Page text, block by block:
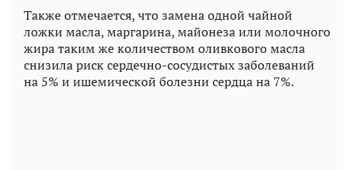
Также отмечается, что замена одной чайной
ложки масла, маргарина, майонеза или молочного
жира таким же количеством оливкового масла
снизила риск сердечно-сосудистых заболеваний
на 5% и ишемической болезни сердца на 7%.